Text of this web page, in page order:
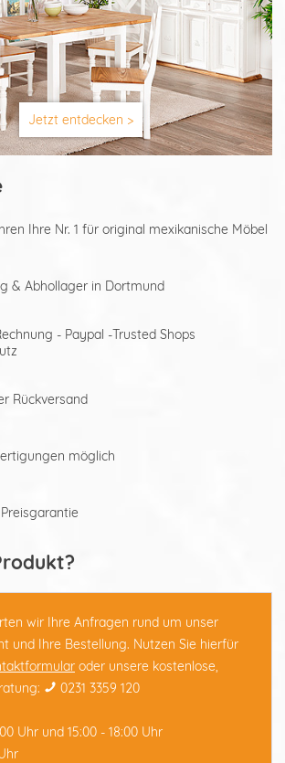
Jetzt entdecken >
Ihre Nr. 1 für original mexikanische Möbel
& Abhollager in Dortmund
- Paypal -Trusted Shops
Rückversand
möglich
wir Ihre Anfragen rund um unser
und Ihre Bestellung. Nutzen Sie hierfür
oder unsere kostenlose,
0231 3359 120
Uhr und 15:00 - 18:00 Uhr